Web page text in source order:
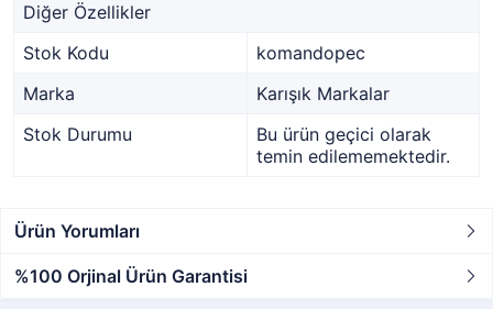
Diğer Özellikler
Stok Kodu
komandopec
Marka
Karışık Markalar
Stok Durumu
Bu ürün geçici olarak
temin edilememektedir.
Ürün Yorumları
%100 Orjinal Ürün Garantisi